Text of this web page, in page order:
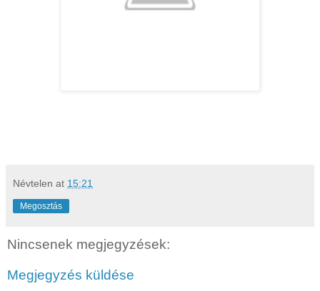
Névtelen at 15:21
Megosztás
Nincsenek megjegyzések:
Megjegyzés küldése